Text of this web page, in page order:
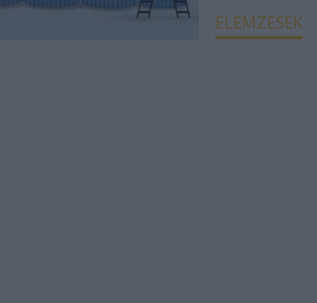
ELEMZÉSEK